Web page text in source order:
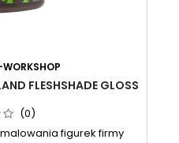
FLESHSHADE GLOSS
(0)
figurek firmy